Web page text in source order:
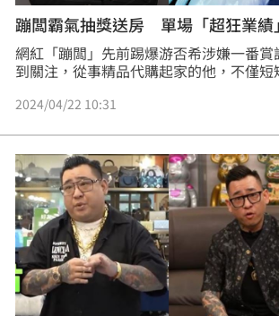
蹦闆霸氣抽獎送房 單場「超狂業績
網紅「蹦闆」先前踢爆游否希涉嫌一番賞
到關注，從事精品代購起家的他，不僅短
汽車，以及無法計算數量的名錶，一度被
300至400顆精品包，有次更為了刺激買
重本送出房子，當時的天價營收驚呆不少
2024/04/22 10:31